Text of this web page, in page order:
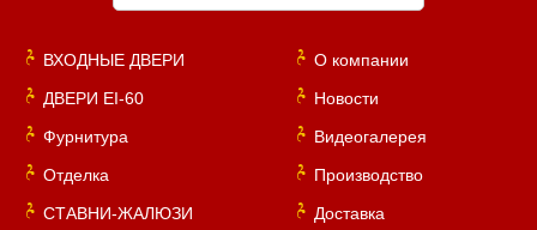
ВХОДНЫЕ ДВЕРИ
ДВЕРИ EI-60
Фурнитура
Отделка
СТАВНИ-ЖАЛЮЗИ
О компании
Новости
Видеогалерея
Производство
Доставка